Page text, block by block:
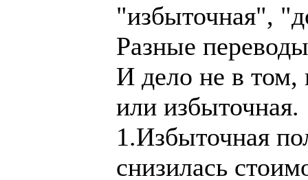
"избыточная",
Разные
И дело не в том,
или избыточная.
1.Избыточная
снизилась